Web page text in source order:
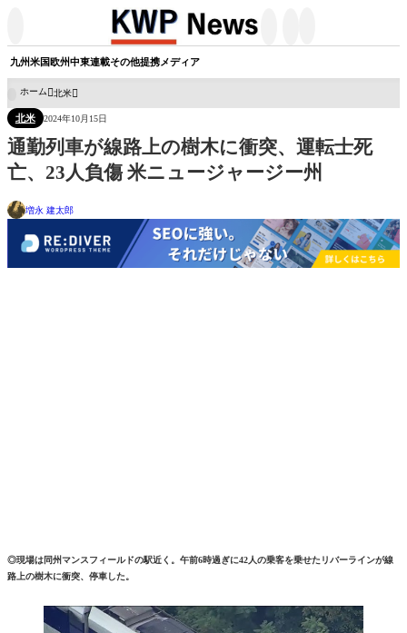
九州米国欧州中東連載その他提携メディア
ホーム 北米
北米 2024年10月15日
通勤列車が線路上の樹木に衝突、運転士死
亡、23人負傷 米ニュージャージー州
増永 建太郎
◎現場は同州マンスフィールドの駅近く。午前6時過ぎに42人の乗客を乗せたリバーラインが線
路上の樹木に衝突、停車した。